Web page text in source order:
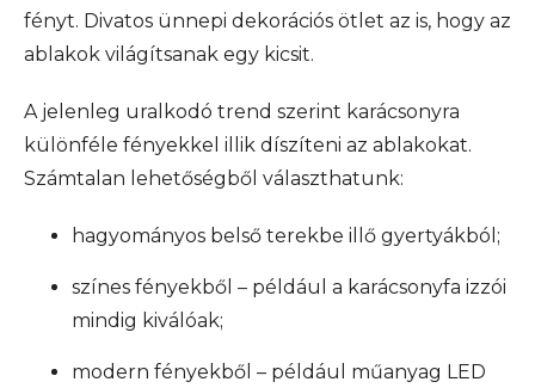
fényt. Divatos ünnepi dekorációs ötlet az is, hogy az
ablakok világítsanak egy kicsit.
A jelenleg uralkodó trend szerint karácsonyra
különféle fényekkel illik díszíteni az ablakokat.
Számtalan lehetőségből választhatunk:
hagyományos belső terekbe illő gyertyákból;
színes fényekből – például a karácsonyfa izzói
mindig kiválóak;
modern fényekből – például műanyag LED